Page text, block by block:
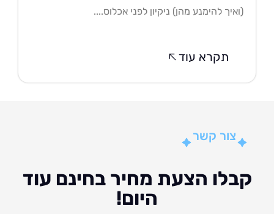
להימנע מהן) ניקיון לפני אכלוס....
תקרא עוד
צור קשר
הצעת מחיר בחינם עוד
היום!